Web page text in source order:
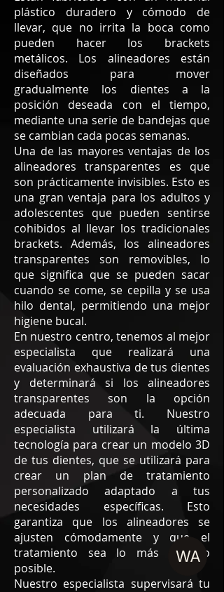
plástico duradero y cómodo de
llevar, que no irrita la boca como
pueden hacer los brackets
metálicos. Los alineadores están
diseñados para mover
gradualmente los dientes a la
posición deseada con el tiempo,
mediante una serie de bandejas que
se cambian cada pocas semanas.
Una de las mayores ventajas de los
alineadores transparentes es que
son prácticamente invisibles. Esto es
una gran ventaja para los adultos y
adolescentes que pueden sentirse
cohibidos al llevar los tradicionales
brackets. Además, los alineadores
transparentes son removibles, lo
que significa que se pueden sacar
cuando se come, se cepilla y se usa
hilo dental, permitiendo una mejor
higiene bucal.
En nuestro centro, tenemos al mejor
especialista que realizará una
evaluación exhaustiva de tus dientes
y determinará si los alineadores
transparentes son la opción
adecuada para ti. Nuestro
especialista utilizará la última
tecnología para crear un modelo 3D
de tus dientes, que se utilizará para
crear un plan de tratamiento
personalizado adaptado a tus
necesidades específicas. Esto
garantiza que los alineadores se
ajusten cómodamente y que el
tratamiento sea lo más efectivo
posible.
Nuestro especialista supervisará tu
WA